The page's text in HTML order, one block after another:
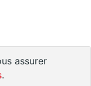
assurer
.